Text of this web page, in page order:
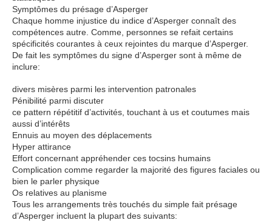
Symptômes du présage d’Asperger
Chaque homme injustice du indice d’Asperger connaît des
compétences autre. Comme, personnes se refait certains
spécificités courantes à ceux rejointes du marque d’Asperger.
De fait les symptômes du signe d’Asperger sont à même de
inclure:
divers misères parmi les intervention patronales
Pénibilité parmi discuter
ce pattern répétitif d’activités, touchant à us et coutumes mais
aussi d’intérêts
Ennuis au moyen des déplacements
Hyper attirance
Effort concernant appréhender ces tocsins humains
Complication comme regarder la majorité des figures faciales ou
bien le parler physique
Os relatives au planisme
Tous les arrangements très touchés du simple fait présage
d’Asperger incluent la plupart des suivants: